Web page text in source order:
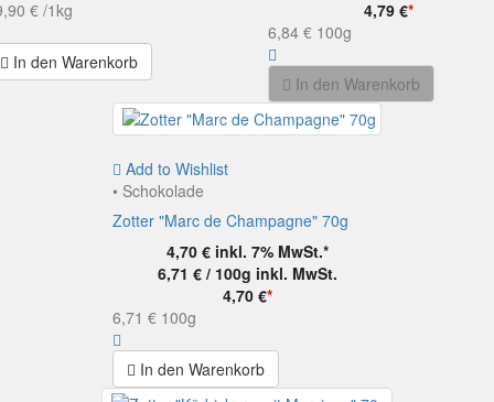
€ /1kg
In den Warenkorb
4,79 €*
6,84 € 100g
In den Warenkorb
Add to Wishlist
• Schokolade
Zotter "Marc de Champagne" 70g
4,70 € inkl. 7% MwSt.*
6,71 € / 100g inkl. MwSt.
4,70 €*
6,71 € 100g
In den Warenkorb